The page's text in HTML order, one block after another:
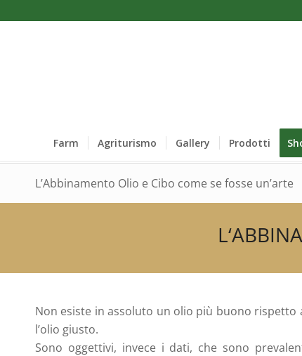
Farm Agriturismo Gallery Prodotti
L’Abbinamento Olio e Cibo come se fosse un’arte
Non esiste in assoluto un olio più buono
l’olio giusto.
Sono oggettivi, invece i dati, che sono